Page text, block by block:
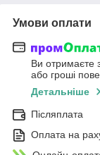
Умови оплати
Ви отримаєте
або гроші
Детальніше
Післяплата
Оплата на